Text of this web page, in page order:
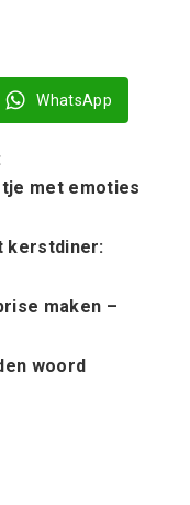
WhatsApp
met emoties
kerstdiner:
maken –
woord